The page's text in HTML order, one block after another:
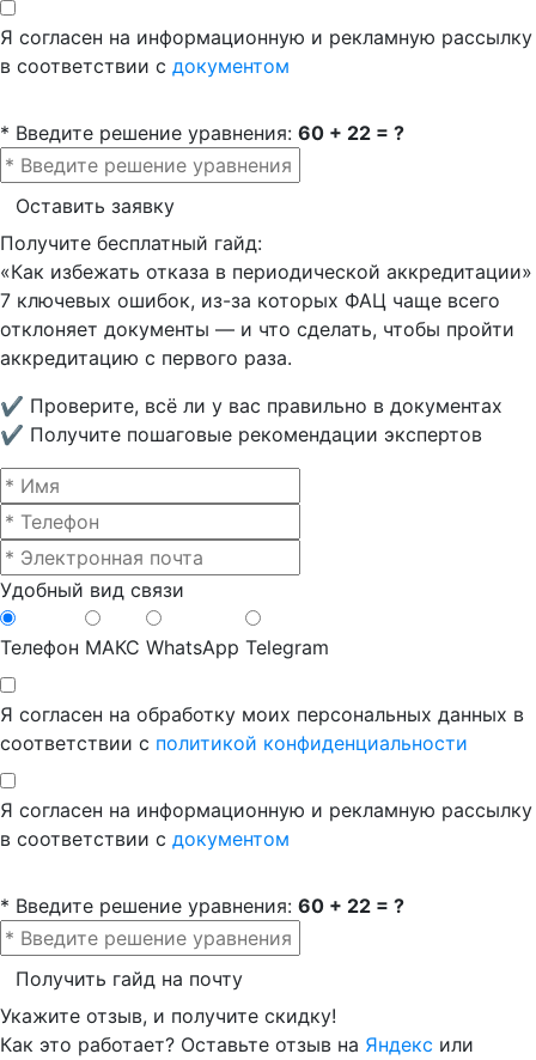
Я согласен на информационную и рекламную рассылку
в соответствии с документом
* Введите решение уравнения: 60 + 22 = ?
Оставить заявку
Получите бесплатный гайд:
«Как избежать отказа в периодической аккредитации»
7 ключевых ошибок, из-за которых ФАЦ чаще всего
отклоняет документы — и что сделать, чтобы пройти
аккредитацию с первого раза.
✔ Проверите, всё ли у вас правильно в документах
✔ Получите пошаговые рекомендации экспертов
Удобный вид связи
Телефон МАКС WhatsApp Telegram
Я согласен на обработку моих персональных данных в
соответствии с политикой конфиденциальности
Я согласен на информационную и рекламную рассылку
в соответствии с документом
* Введите решение уравнения: 60 + 22 = ?
Получить гайд на почту
Укажите отзыв, и получите скидку!
Как это работает? Оставьте отзыв на Яндекс или